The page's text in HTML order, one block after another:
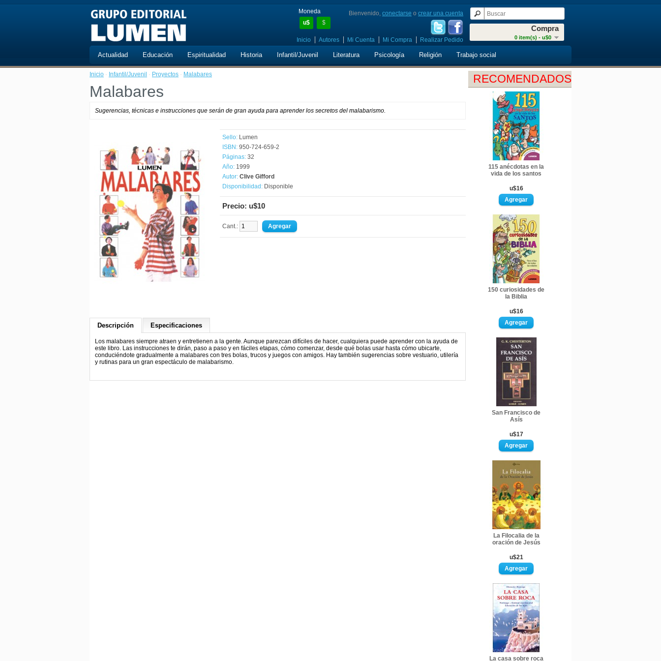
Moneda
u$
$
Compra
0 item(s) - u$0
Bienvenido, conectarse o crear una cuenta
Inicio Autores Mi Cuenta Mi Compra Realizar Pedido
Actualidad Educación Espiritualidad Historia Infantil/Juvenil Literatura Psicología Religión Trabajo social
RECOMENDADOS
115 anécdotas en la
vida de los santos
u$16
150 curiosidades de
la Biblia
u$16
San Francisco de
Asís
u$17
La Filocalia de la
oración de Jesús
u$21
La casa sobre roca
Inicio · Infantil/Juvenil · Proyectos · Malabares
Malabares
Sugerencias, técnicas e instrucciones que serán de gran ayuda para aprender los secretos del malabarismo.
Sello: Lumen
ISBN: 950-724-659-2
Páginas: 32
Año: 1999
Autor: Clive Gifford
Disponibilidad: Disponible
Precio: u$10
Cant.:
Descripción Especificaciones
Los malabares siempre atraen y entretienen a la gente. Aunque parezcan difíciles de hacer, cualquiera puede aprender con la ayuda de
este libro. Las instrucciones te dirán, paso a paso y en fáciles etapas, cómo comenzar, desde qué bolas usar hasta cómo ubicarte,
conduciéndote gradualmente a malabares con tres bolas, trucos y juegos con amigos. Hay también sugerencias sobre vestuario, utilería
y rutinas para un gran espectáculo de malabarismo.